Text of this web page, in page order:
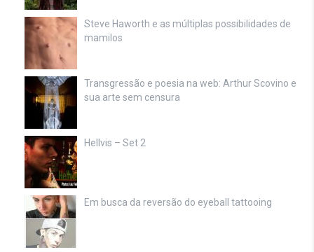
Steve Haworth e as múltiplas possibilidades de
mamilos
Transgressão e poesia na web: Arthur Scovino e
sua arte sem censura
Hellvis – Set 2
Em busca da reversão do eyeball tattooing